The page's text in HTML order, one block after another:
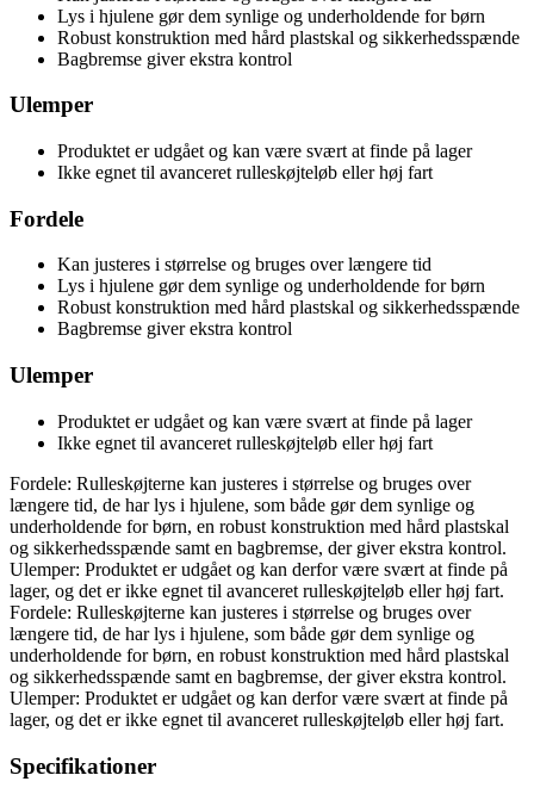
Lys i hjulene gør dem synlige og underholdende for børn
Robust konstruktion med hård plastskal og sikkerhedsspænde
Bagbremse giver ekstra kontrol
Ulemper
Produktet er udgået og kan være svært at finde på lager
Ikke egnet til avanceret rulleskøjteløb eller høj fart
Fordele
Kan justeres i størrelse og bruges over længere tid
Lys i hjulene gør dem synlige og underholdende for børn
Robust konstruktion med hård plastskal og sikkerhedsspænde
Bagbremse giver ekstra kontrol
Ulemper
Produktet er udgået og kan være svært at finde på lager
Ikke egnet til avanceret rulleskøjteløb eller høj fart
Fordele: Rulleskøjterne kan justeres i størrelse og bruges over
længere tid, de har lys i hjulene, som både gør dem synlige og
underholdende for børn, en robust konstruktion med hård plastskal
og sikkerhedsspænde samt en bagbremse, der giver ekstra kontrol.
Ulemper: Produktet er udgået og kan derfor være svært at finde på
lager, og det er ikke egnet til avanceret rulleskøjteløb eller høj fart.
Fordele: Rulleskøjterne kan justeres i størrelse og bruges over
længere tid, de har lys i hjulene, som både gør dem synlige og
underholdende for børn, en robust konstruktion med hård plastskal
og sikkerhedsspænde samt en bagbremse, der giver ekstra kontrol.
Ulemper: Produktet er udgået og kan derfor være svært at finde på
lager, og det er ikke egnet til avanceret rulleskøjteløb eller høj fart.
Specifikationer